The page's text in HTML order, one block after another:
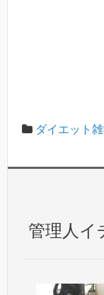
ダイエット
管理人イ